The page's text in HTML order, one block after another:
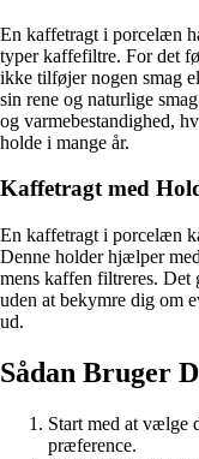
En kaffetragt i porcelæn
typer kaffefiltre. For det
ikke tilføjer nogen smag
sin rene og naturlige
og varmebestandighed,
holde i mange år.
Kaffetragt med
En kaffetragt i porcelæn
Denne holder hjælper
mens kaffen filtreres.
uden at bekymre dig om
ud.
Sådan Bruger
Start med at vælge
præference.